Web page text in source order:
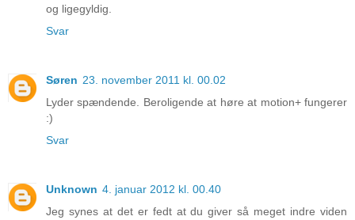
og ligegyldig.
Svar
Søren 23. november 2011 kl. 00.02
Lyder spændende. Beroligende at høre at motion+ fungerer
:)
Svar
Unknown 4. januar 2012 kl. 00.40
Jeg synes at det er fedt at du giver så meget indre viden